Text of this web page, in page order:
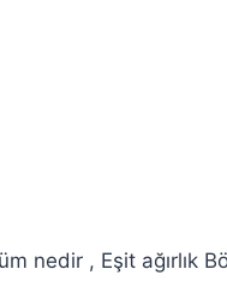
nedir , Eşit ağırlık